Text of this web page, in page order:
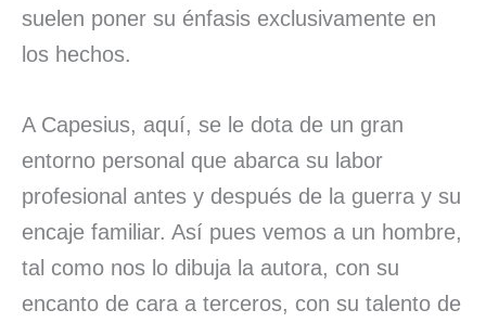
suelen poner su énfasis exclusivamente en
los hechos.
A Capesius, aquí, se le dota de un gran
entorno personal que abarca su labor
profesional antes y después de la guerra y su
encaje familiar. Así pues vemos a un hombre,
tal como nos lo dibuja la autora, con su
encanto de cara a terceros, con su talento de